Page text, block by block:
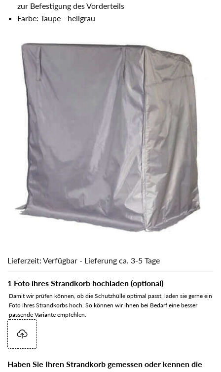
zur Befestigung des Vorderteils
Farbe: Taupe - hellgrau
Lieferzeit: Verfügbar - Lieferung ca. 3-5 Tage
1 Foto ihres Strandkorb hochladen (optional)
Damit wir prüfen können, ob die Schutzhülle optimal passt, laden sie gerne ein
Foto ihres Strandkorbs hoch. So können wir ihnen bei Bedarf eine besser
passende Variante empfehlen.
Haben Sie Ihren Strandkorb gemessen oder kennen die